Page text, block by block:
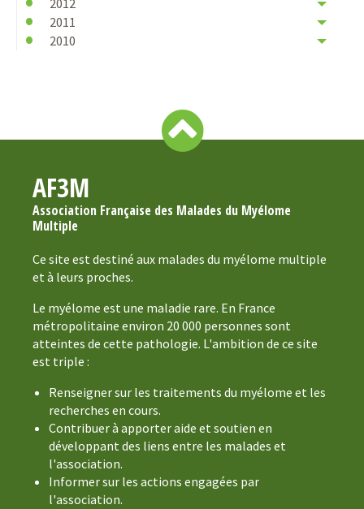
2012
2011
2010
AF3M
Association Française des Malades du Myélome
Multiple
Ce site est destiné aux malades du myélome multiple
et à leurs proches.
Le myélome est une maladie rare. En France
métropolitaine environ 20 000 personnes sont
atteintes de cette pathologie. L'ambition de ce site
est triple :
Renseigner sur les traitements du myélome et les
recherches en cours.
Contribuer à apporter aide et soutien en
développant des liens entre les malades et
l'association.
Informer sur les actions engagées par
l'association.